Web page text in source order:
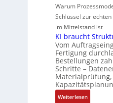
g
e
M
o
e
n
a
u
f
n
k
F
a
n
u
c
C
N
C
-
e
s
c
h
ä
f
t
s
f
y
s
t
è
m
e
s
:
Q
2
e
u
r
V
e
r
t
r
i
e
Warum
Schlüssel zur
im Mittelstand ist
KI braucht
Vom
Fertigung
Bestellungen
Schritte –
Materialprüfung,
Weiterlesen: